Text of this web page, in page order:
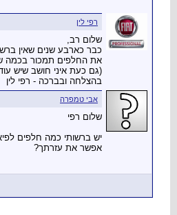
רפי לין
שלום רב,
כבר כארבע שנים שאין
את החלפים תמכור בכמה
(גם כעת איני חושב שיש
בהצלחה ובברכה - רפי לין
אבי טמפרה
שלום רפי
יש ברשותי כמה חלפים
אפשר את עזרתך?